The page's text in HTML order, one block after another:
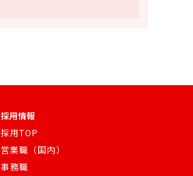
採用情報
採用TOP
営業職（国内）
事務職